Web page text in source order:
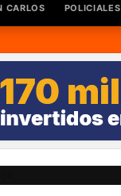
CARLOS POLICIALES